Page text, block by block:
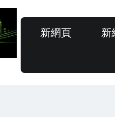
新網頁 新